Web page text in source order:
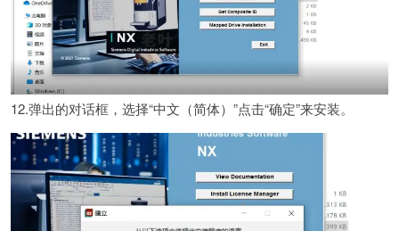
12.弹出的对话框，选择“中文（简体）”点击“确定”来安装。